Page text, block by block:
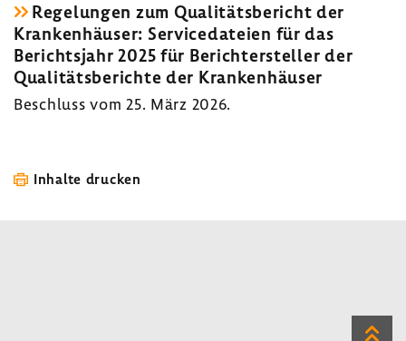
Rege­lungen zum Quali­täts­be­richt der
Kran­ken­häuser: Servi­ce­da­teien für das
Berichts­jahr 2025 für Berich­t­er­steller der
Quali­täts­be­richte der Kran­ken­häuser
Beschluss vom 25. März 2026.
Inhalte drucken
Zum